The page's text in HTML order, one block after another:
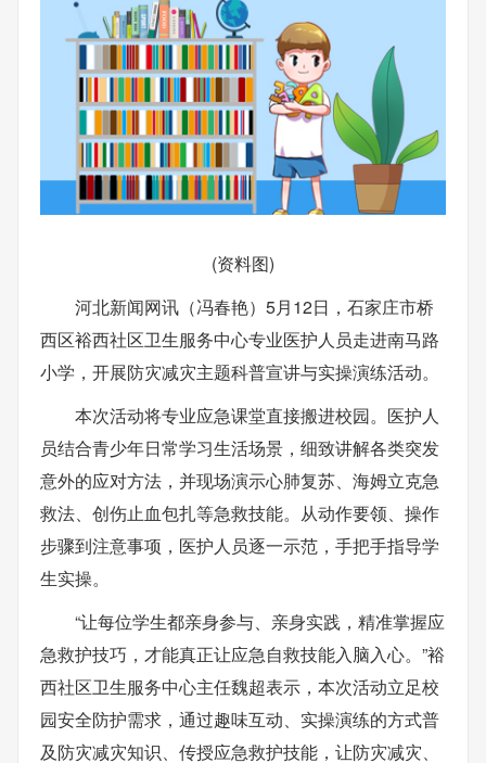
(资料图)
河北新闻网讯（冯春艳）5月12日，石家庄市桥
西区裕西社区卫生服务中心专业医护人员走进南马路
小学，开展防灾减灾主题科普宣讲与实操演练活动。
本次活动将专业应急课堂直接搬进校园。医护人
员结合青少年日常学习生活场景，细致讲解各类突发
意外的应对方法，并现场演示心肺复苏、海姆立克急
救法、创伤止血包扎等急救技能。从动作要领、操作
步骤到注意事项，医护人员逐一示范，手把手指导学
生实操。
“让每位学生都亲身参与、亲身实践，精准掌握应
急救护技巧，才能真正让应急自救技能入脑入心。”裕
西社区卫生服务中心主任魏超表示，本次活动立足校
园安全防护需求，通过趣味互动、实操演练的方式普
及防灾减灾知识、传授应急救护技能，让防灾减灾、